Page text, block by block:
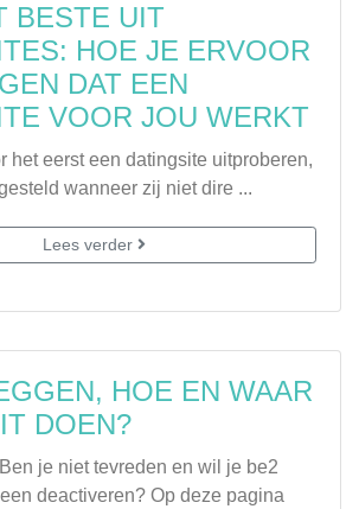
BESTE UIT
HOE JE ERVOOR
DAT EEN
VOOR JOU WERKT
het eerst een datingsite uitproberen,
wanneer zij niet dire ...
Lees verder
HOE EN WAAR
DOEN?
je niet tevreden en wil je be2
deactiveren? Op deze pagina